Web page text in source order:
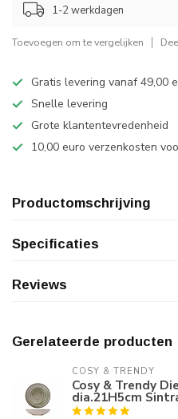
1-2 werkdagen
Toevoegen om te vergelijken
Gratis levering vanaf 49,00
Snelle levering
Grote klantentevredenheid
10,00 euro verzenkosten
Productomschrijving
Specificaties
Reviews
Gerelateerde producten
COSY & TRENDY
Cosy & Trendy
dia.21H5cm